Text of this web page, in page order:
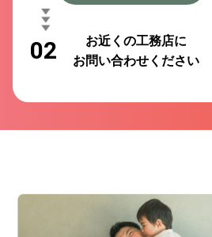
02
お近くの工務店に
お問い合わせください